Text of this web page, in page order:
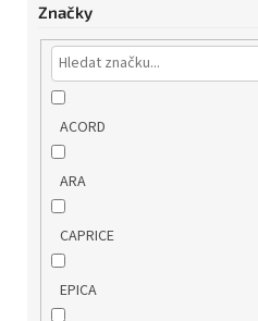
Značky
ACORD
ARA
CAPRICE
EPICA